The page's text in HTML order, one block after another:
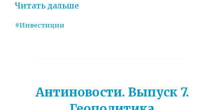
Читать дальше
#Инвестиции
Антиновости. Выпуск 7.